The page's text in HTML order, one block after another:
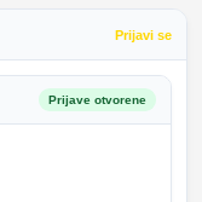
Prijavi se
Prijave otvorene